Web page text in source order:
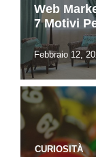
Web
7 Motivi
Febbraio 12,
CURIOSITÀ